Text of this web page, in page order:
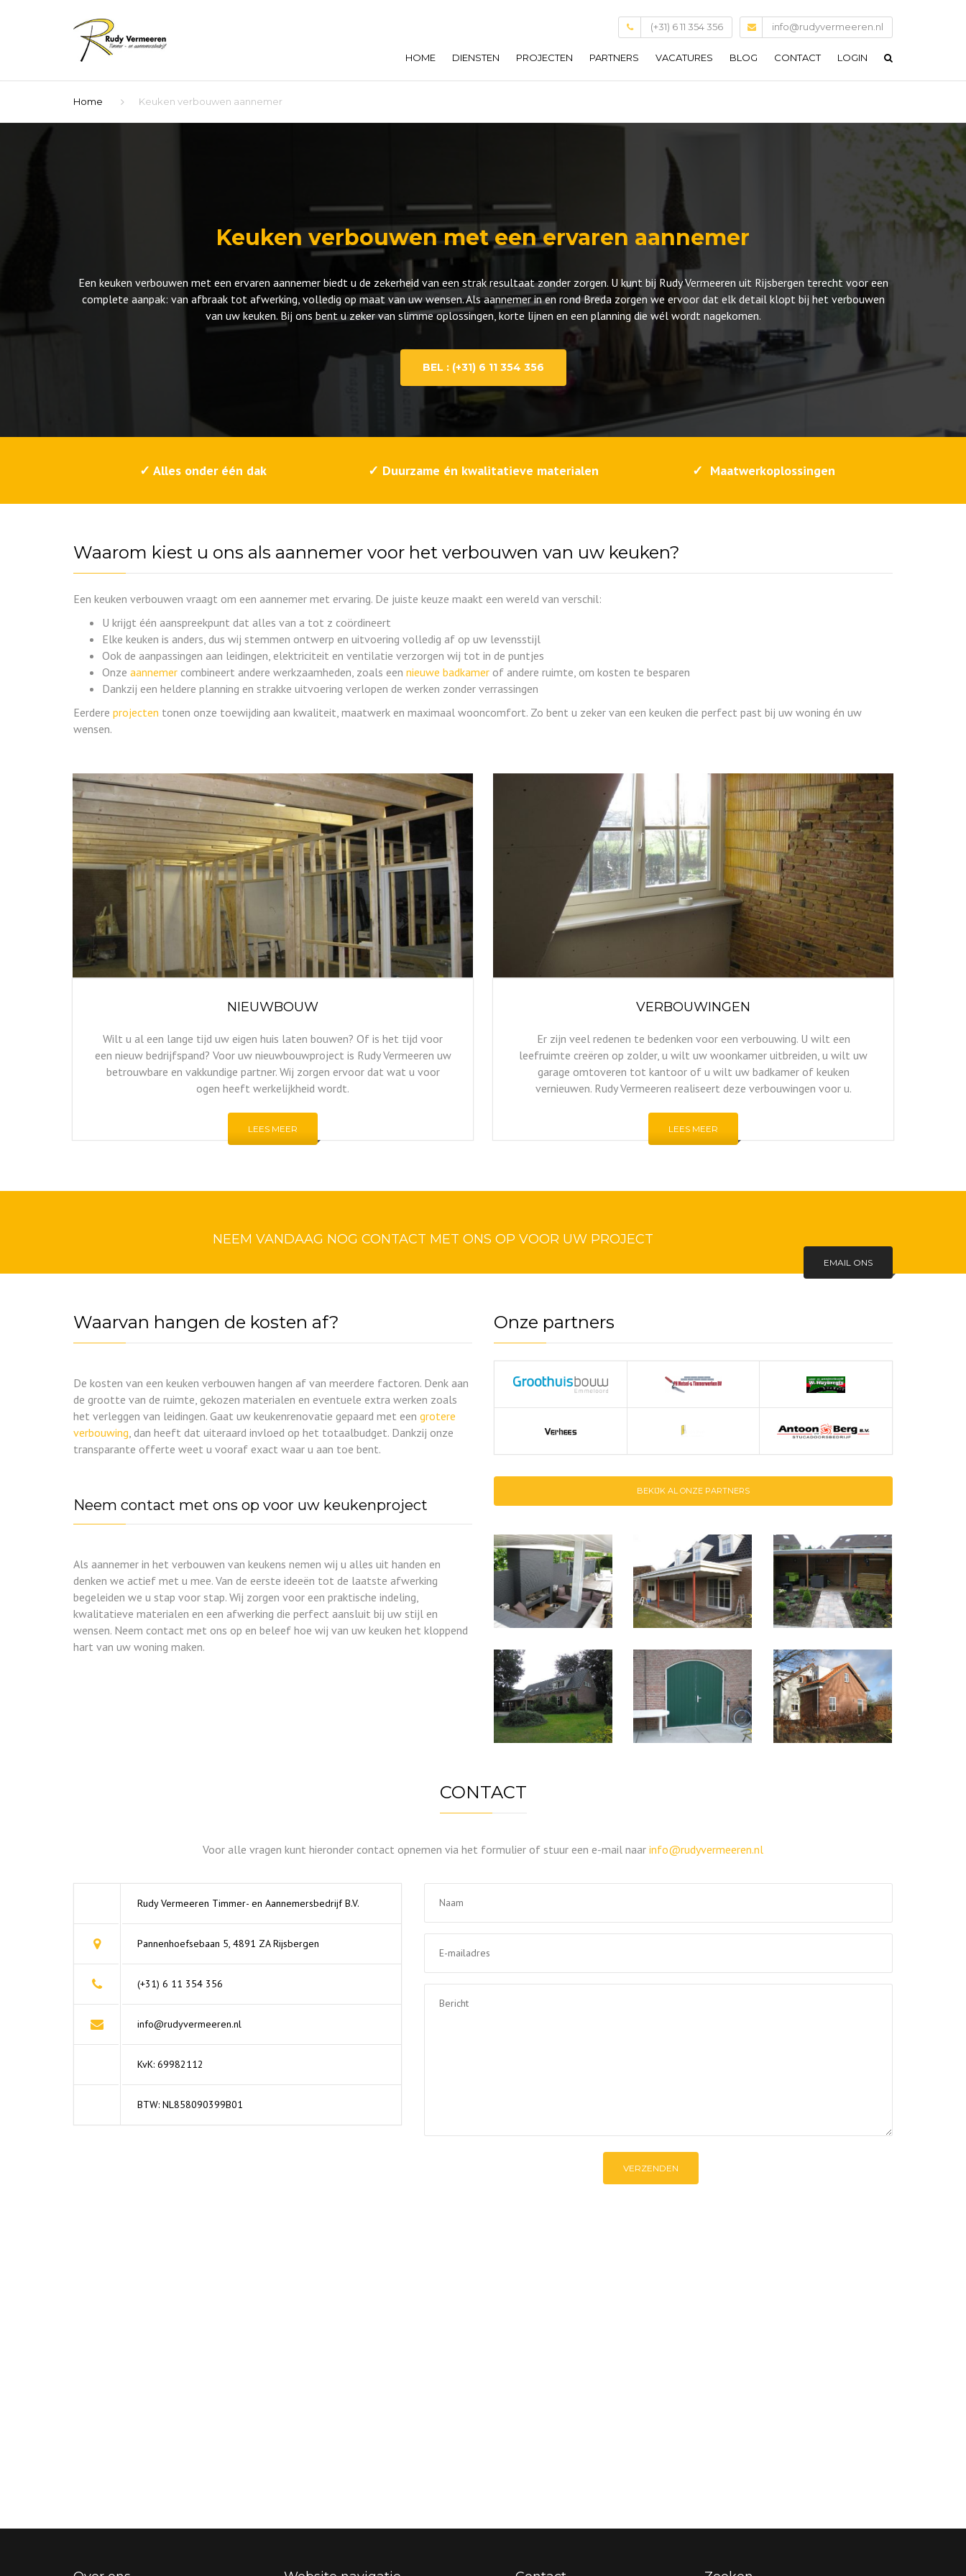
(+31) 6 11 354 356 info@rudyvermeeren.nl
HOME DIENSTEN
DAKKAPELLEN
INTERIEUR
ONDERHOUD & OVERIGE
PROJECTEN PARTNERS VACATURES BLOG CONTACT LOGIN
Home Keuken verbouwen aannemer
Keuken verbouwen met een ervaren aannemer
Een keuken verbouwen met een ervaren aannemer biedt u de zekerheid van een strak resultaat zonder zorgen. U kunt bij Rudy Vermeeren uit Rijsbergen terecht voor een
complete aanpak: van afbraak tot afwerking, volledig op maat van uw wensen. Als aannemer in en rond Breda zorgen we ervoor dat elk detail klopt bij het verbouwen
van uw keuken. Bij ons bent u zeker van slimme oplossingen, korte lijnen en een planning die wél wordt nagekomen.
BEL : (+31) 6 11 354 356
✓ Alles onder één dak ✓ Duurzame én kwalitatieve materialen ✓ Maatwerkoplossingen
Waarom kiest u ons als aannemer voor het verbouwen van uw keuken?
Een keuken verbouwen vraagt om een aannemer met ervaring. De juiste keuze maakt een wereld van verschil:
U krijgt één aanspreekpunt dat alles van a tot z coördineert
Elke keuken is anders, dus wij stemmen ontwerp en uitvoering volledig af op uw levensstijl
Ook de aanpassingen aan leidingen, elektriciteit en ventilatie verzorgen wij tot in de puntjes
Onze aannemer combineert andere werkzaamheden, zoals een nieuwe badkamer of andere ruimte, om kosten te besparen
Dankzij een heldere planning en strakke uitvoering verlopen de werken zonder verrassingen
Eerdere projecten tonen onze toewijding aan kwaliteit, maatwerk en maximaal wooncomfort. Zo bent u zeker van een keuken die perfect past bij uw woning én uw
wensen.
NIEUWBOUW
Wilt u al een lange tijd uw eigen huis laten bouwen? Of is het tijd voor
een nieuw bedrijfspand? Voor uw nieuwbouwproject is Rudy Vermeeren uw
betrouwbare en vakkundige partner. Wij zorgen ervoor dat wat u voor
ogen heeft werkelijkheid wordt.
LEES MEER
VERBOUWINGEN
Er zijn veel redenen te bedenken voor een verbouwing. U wilt een
leefruimte creëren op zolder, u wilt uw woonkamer uitbreiden, u wilt uw
garage omtoveren tot kantoor of u wilt uw badkamer of keuken
vernieuwen. Rudy Vermeeren realiseert deze verbouwingen voor u.
LEES MEER
NEEM VANDAAG NOG CONTACT MET ONS OP VOOR UW PROJECT
EMAIL ONS
Waarvan hangen de kosten af?
De kosten van een keuken verbouwen hangen af van meerdere factoren. Denk aan
de grootte van de ruimte, gekozen materialen en eventuele extra werken zoals
het verleggen van leidingen. Gaat uw keukenrenovatie gepaard met een grotere
verbouwing, dan heeft dat uiteraard invloed op het totaalbudget. Dankzij onze
transparante offerte weet u vooraf exact waar u aan toe bent.
Neem contact met ons op voor uw keukenproject
Als aannemer in het verbouwen van keukens nemen wij u alles uit handen en
denken we actief met u mee. Van de eerste ideeën tot de laatste afwerking
begeleiden we u stap voor stap. Wij zorgen voor een praktische indeling,
kwalitatieve materialen en een afwerking die perfect aansluit bij uw stijl en
wensen. Neem contact met ons op en beleef hoe wij van uw keuken het kloppend
hart van uw woning maken.
Onze partners
BEKIJK AL ONZE PARTNERS
CONTACT
Voor alle vragen kunt hieronder contact opnemen via het formulier of stuur een e-mail naar info@rudyvermeeren.nl
Rudy Vermeeren Timmer- en Aannemersbedrijf B.V.
Pannenhoefsebaan 5, 4891 ZA Rijsbergen
(+31) 6 11 354 356
info@rudyvermeeren.nl
KvK: 69982112
BTW: NL858090399B01